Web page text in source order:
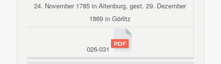
24. November 1785 in Altenburg, gest. 29. Dezember
1869 in Görlitz
026-031